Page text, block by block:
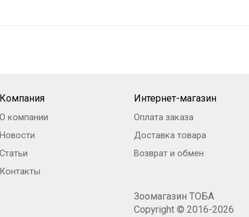
Компания
О компании
Новости
Статьи
Контакты
Интернет-магазин
Оплата заказа
Доставка товара
Возврат и обмен
Зоомагазин ТОБА
Copyright © 2016-2026